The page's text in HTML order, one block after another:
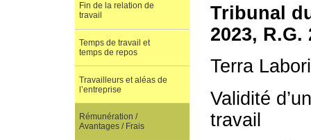
Tribunal
2023, R.G.
Terra
Validité
travail
Fin de la relation de
travail
Temps de travail et
temps de repos
Travailleurs et aléas de
l’entreprise
Rémunération /
Avantages / Frais